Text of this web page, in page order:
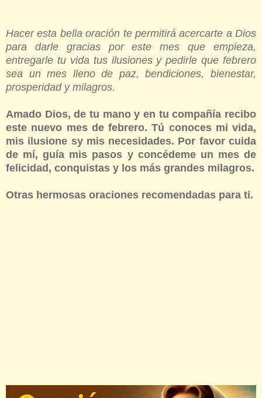
Hacer esta bella oración te permitirá acercarte a Dios
para darle gracias por este mes que empieza,
entregarle tu vida tus ilusiones y pedirle que febrero
sea un mes lleno de paz, bendiciones, bienestar,
prosperidad y milagros.
Amado Dios, de tu mano y en tu compañía recibo
este nuevo mes de febrero. Tú conoces mi vida,
mis ilusione sy mis necesidades. Por favor cuida
de mí, guía mis pasos y concédeme un mes de
felicidad, conquistas y los más grandes milagros.
Otras hermosas oraciones recomendadas para ti.